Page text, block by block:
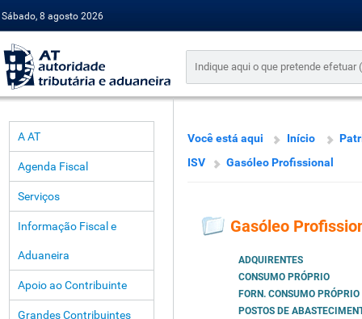
Sábado, 8 agosto 2026
A AT
Agenda Fiscal
Serviços
Informação Fiscal e
Aduaneira
Apoio ao Contribuinte
Grandes Contribuintes
Você está aqui Início
ISV
Gasóleo Profissional
Gasóleo
ADQUIRENTES
CONSUMO PRÓPRIO
FORN. CONSUMO PRÓPRIO
POSTOS DE